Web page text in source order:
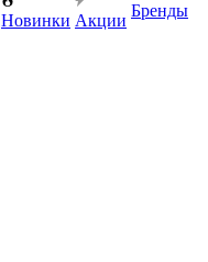
Новинки Акции
Бренды